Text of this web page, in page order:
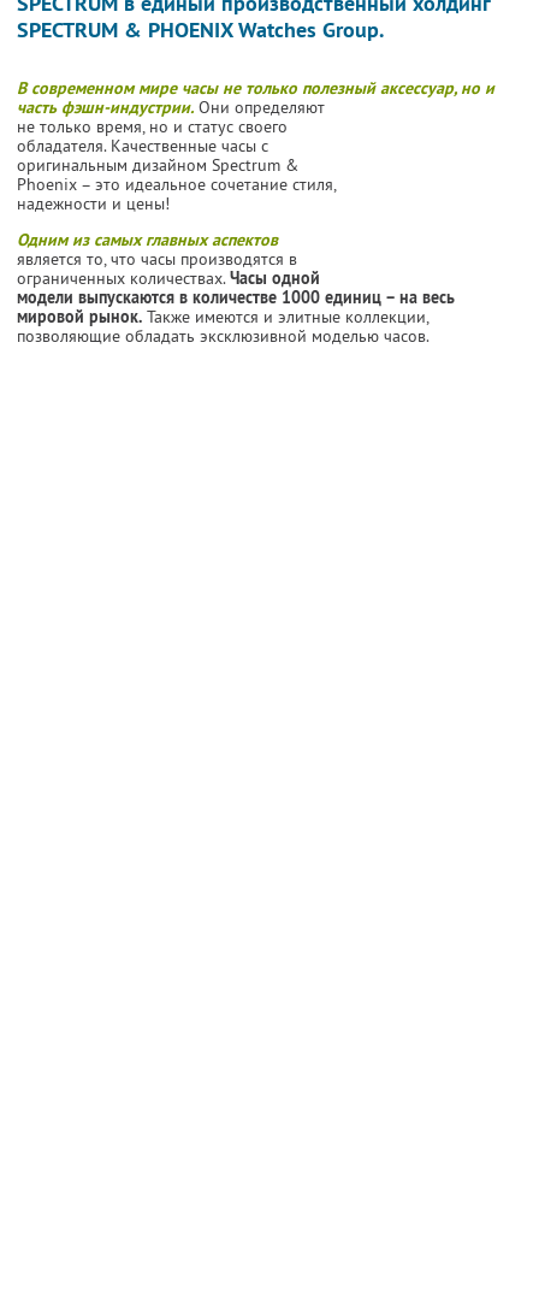
SPECTRUM & PHOENIX Watches Group.
В современном мире часы не только полезный аксессуар, но и
часть фэшн-индустрии. Они определяют
не только время, но и статус своего
обладателя. Качественные часы с
оригинальным дизайном Spectrum &
Phoenix – это идеальное сочетание стиля,
надежности и цены!
Одним из самых главных аспектов
является то, что часы производятся в
ограниченных количествах.Часы одной
модели выпускаются в количестве 1000 единиц – на весь
мировой рынок. Также имеются и элитные коллекции,
позволяющие обладать эксклюзивной моделью часов.